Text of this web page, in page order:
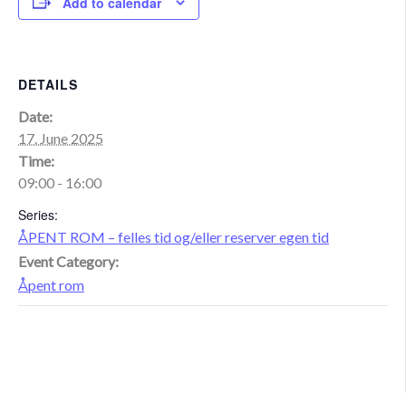
DETAILS
Date:
17. June 2025
Time:
09:00 - 16:00
Series:
ÅPENT ROM – felles tid og/eller reserver egen tid
Event Category:
Åpent rom